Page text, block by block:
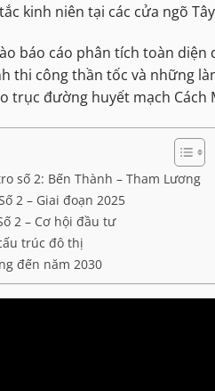
kinh niên tại các cửa ngõ
báo cáo phân tích toàn
thi công thần tốc và những
đường huyết mạch Cách
số 2: Bến Thành – Tham Lương
2 – Giai đoạn 2025
2 – Cơ hội đầu tư
trúc đô thị
đến năm 2030